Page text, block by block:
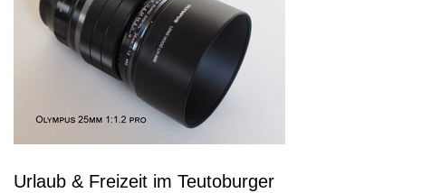
Urlaub & Freizeit im Teutoburger